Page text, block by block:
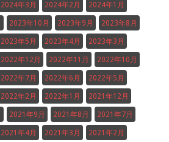
2024年3月 2024年2月 2024年1月
2023年10月 2023年9月 2023年8月
2023年5月 2023年4月 2023年3月
2022年12月 2022年11月 2022年10月
2022年7月 2022年6月 2022年5月
2022年2月 2022年1月 2021年12月
2021年9月 2021年8月 2021年7月
2021年4月 2021年3月 2021年2月